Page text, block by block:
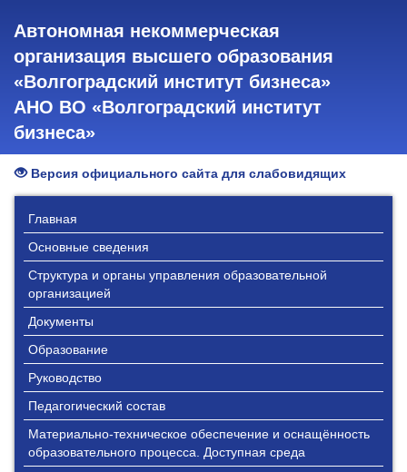
Автономная некоммерческая
организация высшего образования
«Волгоградский институт бизнеса»
АНО ВО «Волгоградский институт
бизнеса»
Версия официального сайта для слабовидящих
Главная
Основные сведения
Структура и органы управления образовательной
организацией
Документы
Образование
Руководство
Педагогический состав
Материально-техническое обеспечение и оснащённость
образовательного процесса. Доступная среда